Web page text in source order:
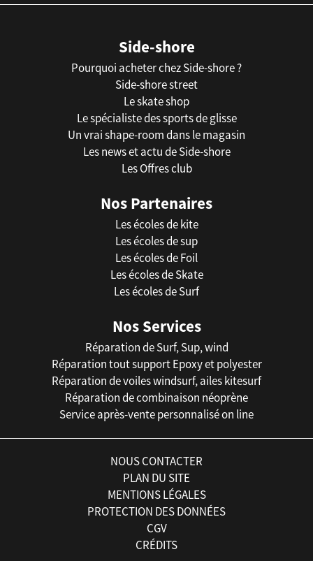
Side-shore
Pourquoi acheter chez Side-shore ?
Side-shore street
Le skate shop
Le spécialiste des sports de glisse
Un vrai shape-room dans le magasin
Les news et actu de Side-shore
Les Offres club
Nos Partenaires
Les écoles de kite
Les écoles de sup
Les écoles de Foil
Les écoles de Skate
Les écoles de Surf
Nos Services
Réparation de Surf, Sup, wind
Réparation tout support Epoxy et polyester
Réparation de voiles windsurf, ailes kitesurf
Réparation de combinaison néoprène
Service après-vente personnalisé on line
NOUS CONTACTER
PLAN DU SITE
MENTIONS LÉGALES
PROTECTION DES DONNÉES
CGV
CRÉDITS